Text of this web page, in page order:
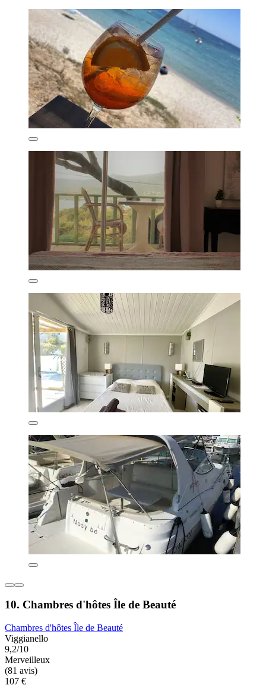
10. Chambres d'hôtes Île de Beauté
Chambres d'hôtes Île de Beauté
Viggianello
9,2/10
Merveilleux
(81 avis)
107 €